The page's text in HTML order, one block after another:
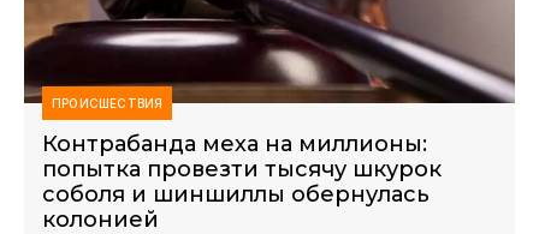
ПРОИСШЕСТВИЯ
Контрабанда меха на миллионы:
попытка провезти тысячу шкурок
соболя и шиншиллы обернулась
колонией